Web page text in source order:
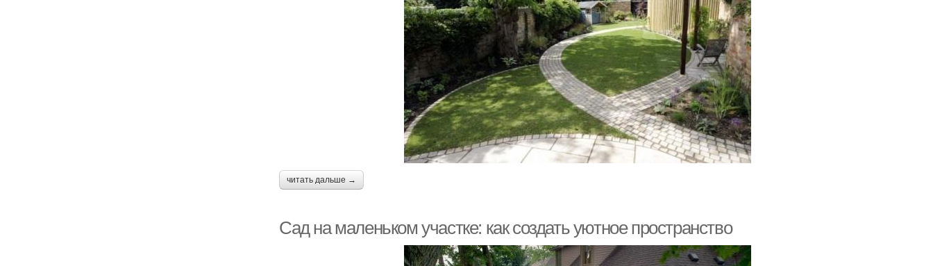
читать дальше →
Сад на маленьком участке: как создать уютное пространство